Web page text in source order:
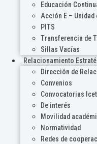
Educación
Acción E – Unidad
PITS
Transferencia de
Sillas Vacías
Relacionamiento
Dirección de
Convenios
Convocatorias
De interés
Movilidad
Normatividad
Redes de